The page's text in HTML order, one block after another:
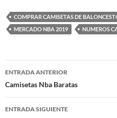
COMPRAR CAMISETAS DE
MERCADO NBA 2019
NUMEROS
Navegación
de
entradas
ENTRADA ANTERIOR
Camisetas Nba Baratas
ENTRADA SIGUIENTE